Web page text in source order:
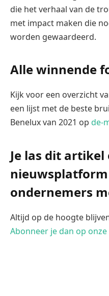
die het verhaal van de
met impact maken die
worden gewaardeerd.
Alle winnende
Kijk voor een overzicht
een lijst met de beste
Benelux van 2021 op de-
Je las dit artikel
ondernemers
Altijd op de hoogte
Abonneer je dan op